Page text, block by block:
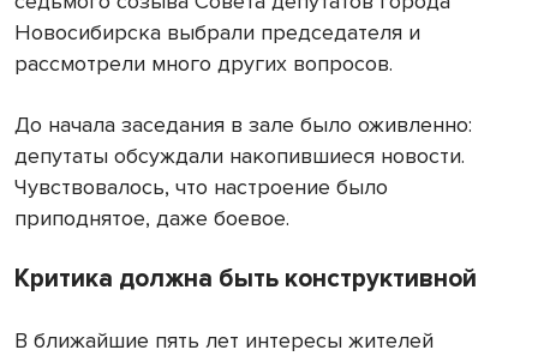
Новосибирска выбрали председателя и
рассмотрели много других вопросов.
До начала заседания в зале было оживленно:
депутаты обсуждали накопившиеся новости.
Чувствовалось, что настроение было
приподнятое, даже боевое.
Критика должна быть конструктивной
В ближайшие пять лет интересы жителей